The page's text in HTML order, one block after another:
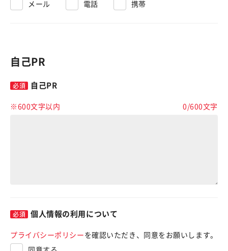
メール 電話 携帯
自己PR
自己PR
※600文字以内 0 /600文字
個人情報の利用について
プライバシーポリシー を確認いただき、同意をお願いします。